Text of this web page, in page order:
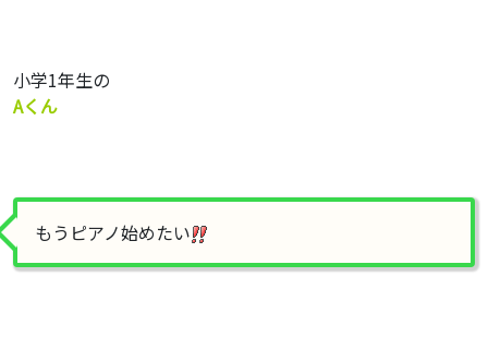
小学1年生の
Aくん
もうピアノ始めたい